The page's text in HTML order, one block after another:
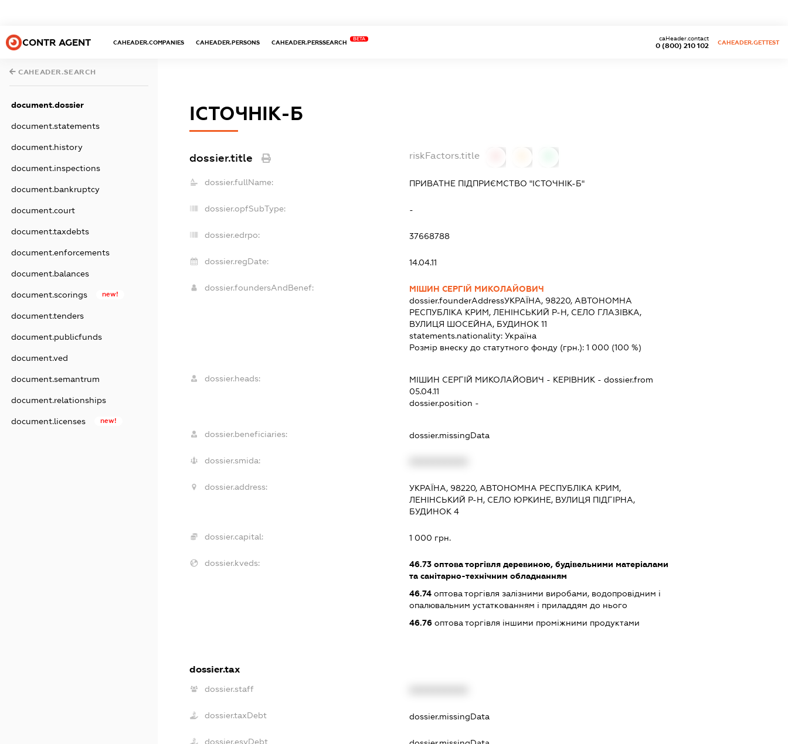
CONTR AGENT CAHEADER.COMPANIES CAHEADER.PERSONS CAHEADER.PERSSEARCH
BETA
0 (800) 210 102
caHeader.contact
CAHEADER.GETTEST
CAHEADER.SEARCH
document.dossier
document.statements
document.history
document.inspections
document.bankruptcy
document.court
document.taxdebts
document.enforcements
document.balances
document.scorings new!
document.tenders
document.publicfunds
document.ved
document.semantrum
document.relationships
document.licenses new!
ІСТОЧНІК-Б
dossier.title riskFactors.title
dossier.fullName: ПРИВАТНЕ ПІДПРИЄМСТВО "ІСТОЧНІК-Б"
dossier.opfSubType: -
dossier.edrpo: 37668788
dossier.regDate: 14.04.11
dossier.foundersAndBenef:
МІШИН СЕРГІЙ МИКОЛАЙОВИЧ
dossier.founderAddressУКРАЇНА, 98220, АВТОНОМНА
РЕСПУБЛІКА КРИМ, ЛЕНІНСЬКИЙ Р-Н, СЕЛО ГЛАЗІВКА,
ВУЛИЦЯ ШОСЕЙНА, БУДИНОК 11
statements.nationality: Україна
Розмір внеску до статутного фонду (грн.): 1 000 (100 %)
dossier.heads: МІШИН СЕРГІЙ МИКОЛАЙОВИЧ - КЕРІВНИК - dossier.from
05.04.11
dossier.position -
dossier.beneficiaries: dossier.missingData
dossier.smida:
dossier.address:
УКРАЇНА, 98220, АВТОНОМНА РЕСПУБЛІКА КРИМ,
ЛЕНІНСЬКИЙ Р-Н, СЕЛО ЮРКИНЕ, ВУЛИЦЯ ПІДГІРНА,
БУДИНОК 4
dossier.capital: 1 000 грн.
dossier.kveds: 46.73оптова торгівля деревиною, будівельними матеріалами
та санітарно-технічним обладнанням
46.74оптова торгівля залізними виробами, водопровідним і
опалювальним устаткованням і приладдям до нього
46.76оптова торгівля іншими проміжними продуктами
dossier.tax
dossier.staff
dossier.taxDebt dossier.missingData
dossier.esvDebt